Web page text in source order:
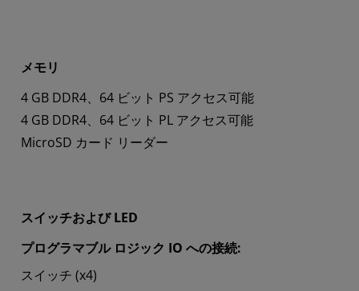
メモリ
4 GB DDR4、64 ビット PS アクセス可能
4 GB DDR4、64 ビット PL アクセス可能
MicroSD カード リーダー
スイッチおよび LED
プログラマブル ロジック IO への接続:
スイッチ (x4)